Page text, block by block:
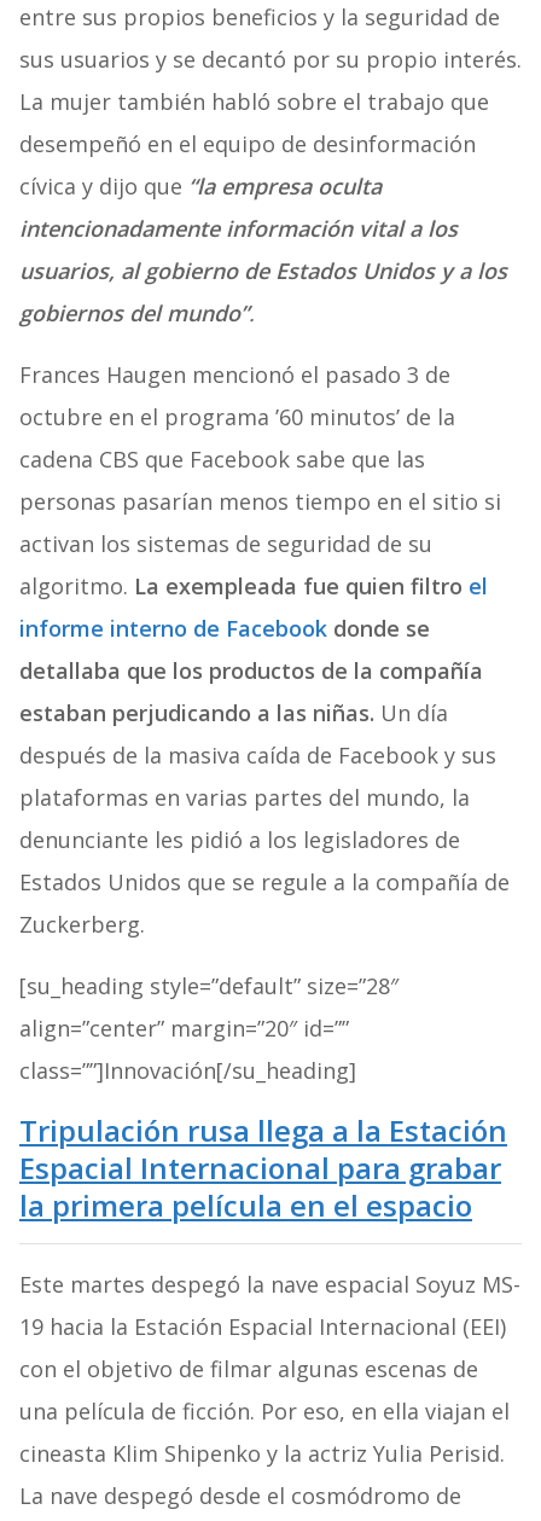
entre sus propios beneficios y la seguridad de
sus usuarios y se decantó por su propio interés.
La mujer también habló sobre el trabajo que
desempeñó en el equipo de desinformación
cívica y dijo que “la empresa oculta
intencionadamente información vital a los
usuarios, al gobierno de Estados Unidos y a los
gobiernos del mundo”.
Frances Haugen mencionó el pasado 3 de
octubre en el programa ’60 minutos’ de la
cadena CBS que Facebook sabe que las
personas pasarían menos tiempo en el sitio si
activan los sistemas de seguridad de su
algoritmo. La exempleada fue quien filtro el
informe interno de Facebookdonde se
detallaba que los productos de la compañía
estaban perjudicando a las niñas. Un día
después de la masiva caída de Facebook y sus
plataformas en varias partes del mundo, la
denunciante les pidió a los legisladores de
Estados Unidos que se regule a la compañía de
Zuckerberg.
[su_heading style=”default” size=”28″
align=”center” margin=”20″ id=””
class=””]Innovación[/su_heading]
Tripulación rusa llega a la Estación
Espacial Internacional para grabar
la primera película en el espacio
Este martes despegó la nave espacial Soyuz MS-
19 hacia la Estación Espacial Internacional (EEI)
con el objetivo de filmar algunas escenas de
una película de ficción. Por eso, en ella viajan el
cineasta Klim Shipenko y la actriz Yulia Perisid.
La nave despegó desde el cosmódromo de